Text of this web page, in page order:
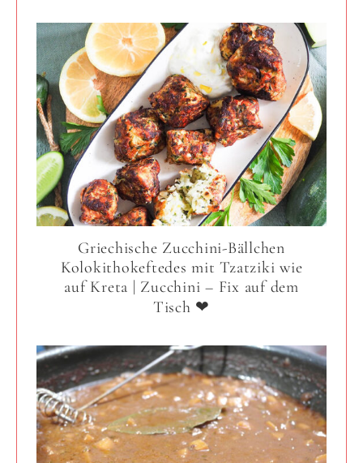
Griechische Zucchini-Bällchen
Kolokithokeftedes mit Tzatziki wie
auf Kreta | Zucchini – Fix auf dem
Tisch ❤